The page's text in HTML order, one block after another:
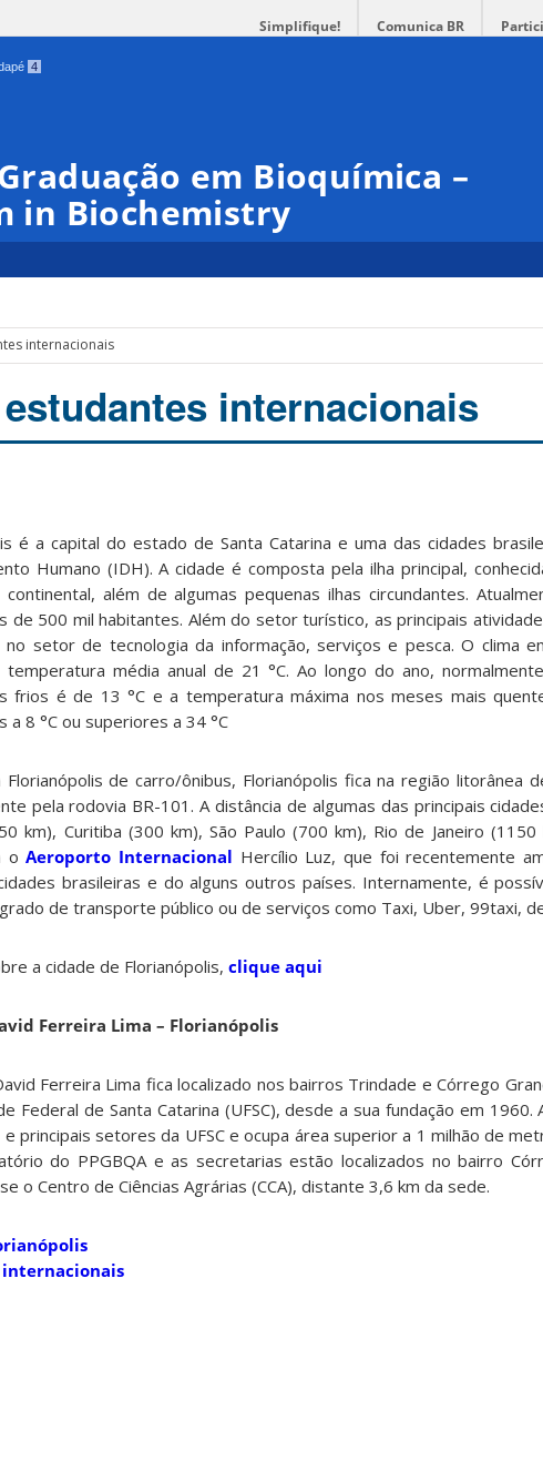
Simplifique! Comunica BR
4
em Bioquímica –
in Biochemistry
internacionais
internacionais
é a capital do estado de Santa Catarina e uma das cidades
Humano (IDH). A cidade é composta pela ilha principal,
além de algumas pequenas ilhas circundantes.
de 500 mil habitantes. Além do setor turístico, as principais
setor de tecnologia da informação, serviços e pesca. O clima
temperatura média anual de 21 °C. Ao longo do ano,
frios é de 13 °C e a temperatura máxima nos meses mais
8 °C ou superiores a 34 °C
de carro/ônibus, Florianópolis fica na região litorânea
pela rodovia BR-101. A distância de algumas das principais
km), Curitiba (300 km), São Paulo (700 km), Rio de Janeiro (1150
oAeroporto Internacional Hercílio Luz, que foi recentemente
brasileiras e do alguns outros países. Internamente, é
de transporte público ou de serviços como Taxi, Uber, 99taxi,
a cidade de Florianópolis, clique aqui
Ferreira Lima – Florianópolis
Ferreira Lima fica localizado nos bairros Trindade e Córrego
Federal de Santa Catarina (UFSC), desde a sua fundação em 1960.
principais setores da UFSC e ocupa área superior a 1 milhão de
do PPGBQA e as secretarias estão localizados no bairro
o Centro de Ciências Agrárias (CCA), distante 3,6 km da sede.